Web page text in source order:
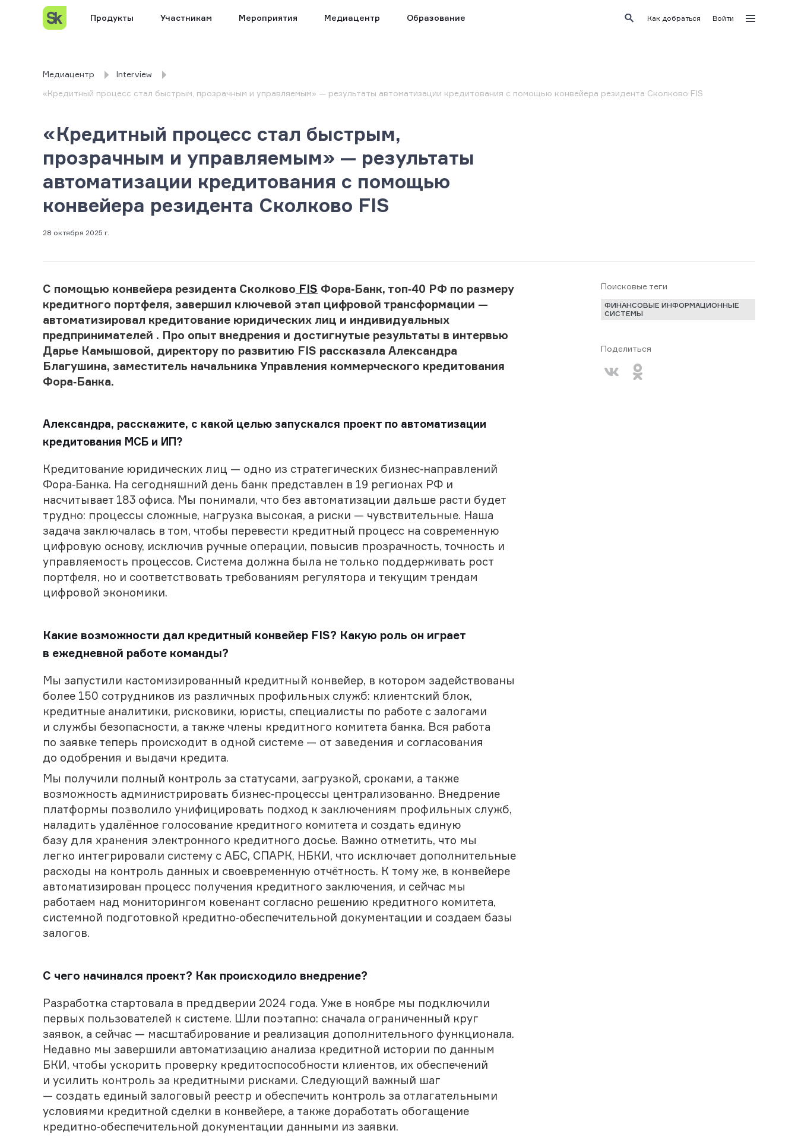
Продукты Участникам Мероприятия Медиацентр Образование Как добраться Войти
Медиацентр
Interview
«Кредитный процесс стал быстрым, прозрачным и управляемым» — результаты автоматизации кредитования с помощью конвейера резидента Сколково FIS
«Кредитный процесс стал быстрым,
прозрачным и управляемым» — результаты
автоматизации кредитования с помощью
конвейера резидента Сколково FIS
28 октября 2025 г.
C помощью конвейера резидента Сколково FIS Фора‑Банк, топ‑40 РФ по размеру
кредитного портфеля, завершил ключевой этап цифровой трансформации —
автоматизировал кредитование юридических лиц и индивидуальных
предпринимателей . Про опыт внедрения и достигнутые результаты в интервью
Дарье Камышовой, директору по развитию FIS рассказала Александра
Благушина, заместитель начальника Управления коммерческого кредитования
Фора‑Банка.
Александра, расскажите, с какой целью запускался проект по автоматизации
кредитования МСБ и ИП?
Кредитование юридических лиц — одно из стратегических бизнес‑направлений
Фора‑Банка. На сегодняшний день банк представлен в 19 регионах РФ и
насчитывает 183 офиса. Мы понимали, что без автоматизации дальше расти будет
трудно: процессы сложные, нагрузка высокая, а риски — чувствительные. Наша
задача заключалась в том, чтобы перевести кредитный процесс на современную
цифровую основу, исключив ручные операции, повысив прозрачность, точность и
управляемость процессов. Система должна была не только поддерживать рост
портфеля, но и соответствовать требованиям регулятора и текущим трендам
цифровой экономики.
Какие возможности дал кредитный конвейер FIS? Какую роль он играет
в ежедневной работе команды?
Мы запустили кастомизированный кредитный конвейер, в котором задействованы
более 150 сотрудников из различных профильных служб: клиентский блок,
кредитные аналитики, рисковики, юристы, специалисты по работе с залогами
и службы безопасности, а также члены кредитного комитета банка. Вся работа
по заявке теперь происходит в одной системе — от заведения и согласования
до одобрения и выдачи кредита.
Мы получили полный контроль за статусами, загрузкой, сроками, а также
возможность администрировать бизнес‑процессы централизованно. Внедрение
платформы позволило унифицировать подход к заключениям профильных служб,
наладить удалённое голосование кредитного комитета и создать единую
базу для хранения электронного кредитного досье. Важно отметить, что мы
легко интегрировали систему с АБС, СПАРК, НБКИ, что исключает дополнительные
расходы на контроль данных и своевременную отчётность. К тому же, в конвейере
автоматизирован процесс получения кредитного заключения, и сейчас мы
работаем над мониторингом ковенант согласно решению кредитного комитета,
системной подготовкой кредитно‑обеспечительной документации и создаем базы
залогов.
С чего начинался проект? Как происходило внедрение?
Разработка стартовала в преддверии 2024 года. Уже в ноябре мы подключили
первых пользователей к системе. Шли поэтапно: сначала ограниченный круг
заявок, а сейчас — масштабирование и реализация дополнительного функционала.
Недавно мы завершили автоматизацию анализа кредитной истории по данным
БКИ, чтобы ускорить проверку кредитоспособности клиентов, их обеспечений
и усилить контроль за кредитными рисками. Следующий важный шаг
— создать единый залоговый реестр и обеспечить контроль за отлагательными
условиями кредитной сделки в конвейере, а также доработать обогащение
кредитно‑обеспечительной документации данными из заявки.
Поисковые теги
ФИНАНСОВЫЕ ИНФОРМАЦИОННЫЕ
СИСТЕМЫ
Поделиться